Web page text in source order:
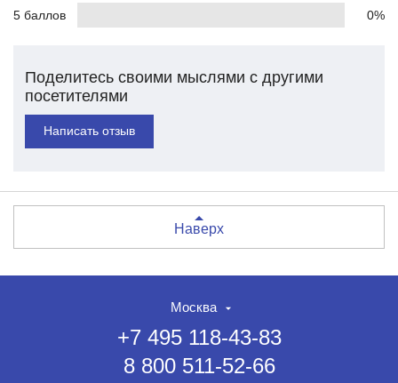
5 баллов 0%
Поделитесь своими мыслями с другими
посетителями
Написать отзыв
Наверх
Москва
+7 495 118-43-83
8 800 511-52-66